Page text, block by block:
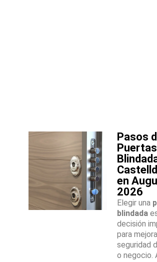
Pasos
Puertas
en
2026
Elegir una
blindada
decisión
para
seguridad
o negocio.